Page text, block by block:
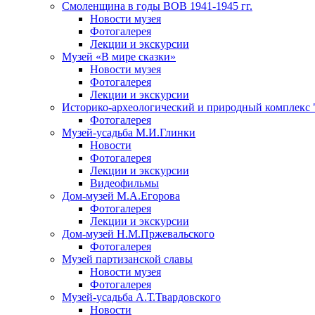
Смоленщина в годы ВОВ 1941-1945 гг.
Новости музея
Фотогалерея
Лекции и экскурсии
Музей «В мире сказки»
Новости музея
Фотогалерея
Лекции и экскурсии
Историко-археологический и природный комплекс
Фотогалерея
Музей-усадьба М.И.Глинки
Новости
Фотогалерея
Лекции и экскурсии
Видеофильмы
Дом-музей М.А.Егорова
Фотогалерея
Лекции и экскурсии
Дом-музей Н.М.Пржевальского
Фотогалерея
Музей партизанской славы
Новости музея
Фотогалерея
Музей-усадьба А.Т.Твардовского
Новости